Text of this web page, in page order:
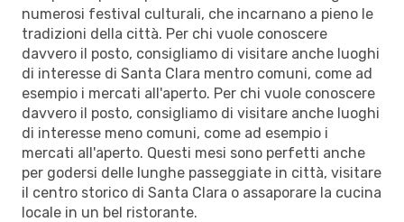
numerosi festival culturali, che incarnano a pieno le
tradizioni della città. Per chi vuole conoscere
davvero il posto, consigliamo di visitare anche luoghi
di interesse di Santa Clara mentro comuni, come ad
esempio i mercati all'aperto. Per chi vuole conoscere
davvero il posto, consigliamo di visitare anche luoghi
di interesse meno comuni, come ad esempio i
mercati all'aperto. Questi mesi sono perfetti anche
per godersi delle lunghe passeggiate in città, visitare
il centro storico di Santa Clara o assaporare la cucina
locale in un bel ristorante.